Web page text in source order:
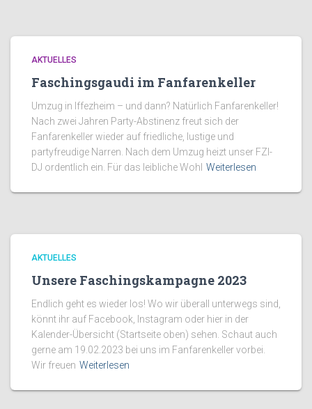
AKTUELLES
Faschingsgaudi im Fanfarenkeller
Umzug in Iffezheim – und dann? Natürlich Fanfarenkeller!
Nach zwei Jahren Party-Abstinenz freut sich der
Fanfarenkeller wieder auf friedliche, lustige und
partyfreudige Narren. Nach dem Umzug heizt unser FZI-
DJ ordentlich ein. Für das leibliche Wohl Weiterlesen
AKTUELLES
Unsere Faschingskampagne 2023
Endlich geht es wieder los! Wo wir überall unterwegs sind,
könnt ihr auf Facebook, Instagram oder hier in der
Kalender-Übersicht (Startseite oben) sehen. Schaut auch
gerne am 19.02.2023 bei uns im Fanfarenkeller vorbei.
Wir freuen Weiterlesen